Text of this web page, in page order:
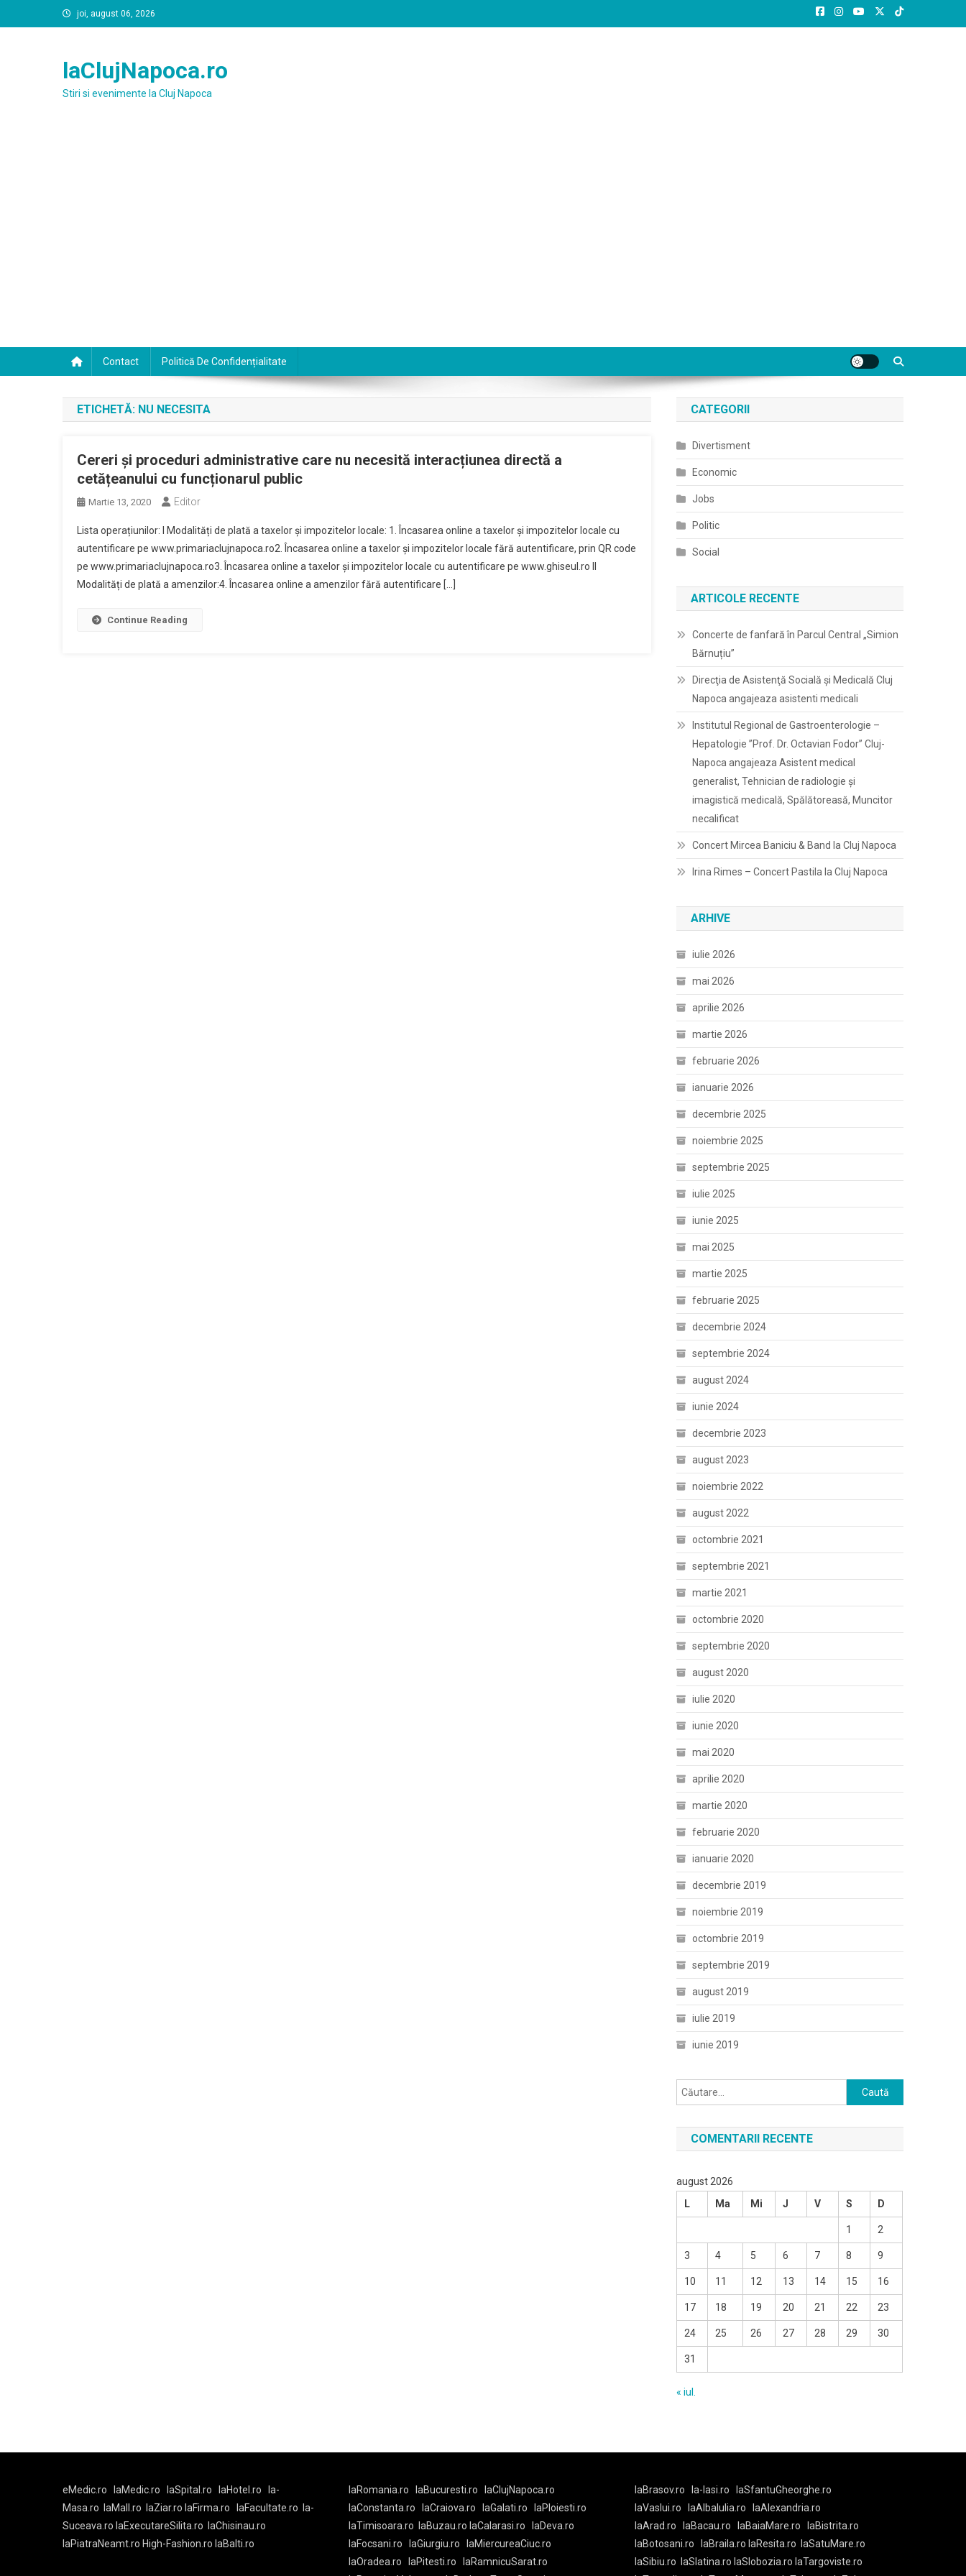
to
joi, august 06, 2026
laClujNapoca.ro
Stiri si evenimente la Cluj Napoca
Contact Politică De Confidențialitate
ETICHETĂ: NU NECESITA
Cereri și proceduri administrative care nu necesită interacțiunea directă a
cetățeanului cu funcționarul public
Martie 13, 2020 Editor
Lista operațiunilor: I Modalități de plată a taxelor și impozitelor locale: 1. Încasarea online a taxelor și impozitelor locale cu
autentificare pe www.primariaclujnapoca.ro2. Încasarea online a taxelor și impozitelor locale fără autentificare, prin QR code
pe www.primariaclujnapoca.ro3. Încasarea online a taxelor și impozitelor locale cu autentificare pe www.ghiseul.ro II
Modalități de plată a amenzilor:4. Încasarea online a amenzilor fără autentificare […]
Continue Reading
CATEGORII
Divertisment
Economic
Jobs
Politic
Social
ARTICOLE RECENTE
Concerte de fanfară în Parcul Central „Simion
Bărnuțiu”
Direcţia de Asistenţă Socială şi Medicală Cluj
Napoca angajeaza asistenti medicali
Institutul Regional de Gastroenterologie –
Hepatologie ”Prof. Dr. Octavian Fodor” Cluj-
Napoca angajeaza Asistent medical
generalist, Tehnician de radiologie și
imagistică medicală, Spălătoreasă, Muncitor
necalificat
Concert Mircea Baniciu & Band la Cluj Napoca
Irina Rimes – Concert Pastila la Cluj Napoca
ARHIVE
iulie 2026
mai 2026
aprilie 2026
martie 2026
februarie 2026
ianuarie 2026
decembrie 2025
noiembrie 2025
septembrie 2025
iulie 2025
iunie 2025
mai 2025
martie 2025
februarie 2025
decembrie 2024
septembrie 2024
august 2024
iunie 2024
decembrie 2023
august 2023
noiembrie 2022
august 2022
octombrie 2021
septembrie 2021
martie 2021
octombrie 2020
septembrie 2020
august 2020
iulie 2020
iunie 2020
mai 2020
aprilie 2020
martie 2020
februarie 2020
ianuarie 2020
decembrie 2019
noiembrie 2019
octombrie 2019
septembrie 2019
august 2019
iulie 2019
iunie 2019
Caută
după:
COMENTARII RECENTE
august 2026
L
Ma Mi J V S D
1 2
3 4 5 6 7 8 9
10 11 12 13 14 15 16
17 18 19 20 21 22 23
24 25 26 27 28 29 30
31
« iul.
eMedic.ro laMedic.ro laSpital.ro laHotel.ro
la-
Masa.ro
laMall.ro laZiar.ro laFirma.ro laFacultate.ro
la-
Suceava.ro laExecutareSilita.ro
laChisinau.ro
laPiatraNeamt.ro High-Fashion.ro laBalti.ro
laRomania.ro laBucuresti.ro
laClujNapoca.ro
laConstanta.ro
laCraiova.ro laGalati.ro
laPloiesti.ro
laTimisoara.ro
laBuzau.ro laCalarasi.ro
laDeva.ro
laFocsani.ro
laGiurgiu.ro
laMiercureaCiuc.ro
laOradea.ro
laPitesti.ro
laRamnicuSarat.ro
laBrasov.ro la-Iasi.ro
laSfantuGheorghe.ro
laVaslui.ro
laAlbaIulia.ro
laAlexandria.ro
laArad.ro
laBacau.ro laBaiaMare.ro
laBistrita.ro
laBotosani.ro
laBraila.ro laResita.ro
laSatuMare.ro
laSibiu.ro
laSlatina.ro laSlobozia.ro laTargoviste.ro